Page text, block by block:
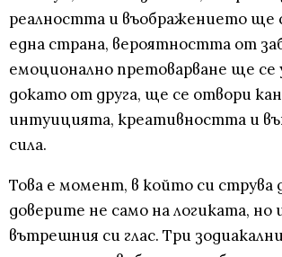
реалността и въображението ще
една страна, вероятността от
емоционално претоварване ще се
докато от друга, ще се отвори
интуицията, креативността и
сила.
Това е момент, в който си струва
доверите не само на логиката, но
вътрешния си глас. Три